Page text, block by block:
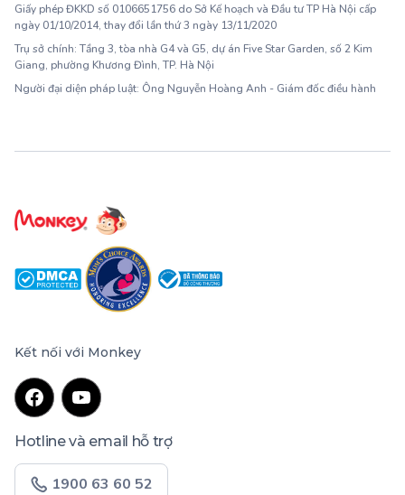
Giấy phép ĐKKD số 0106651756 do Sở Kế hoạch và Đầu tư TP Hà Nội cấp
ngày 01/10/2014, thay đổi lần thứ 3 ngày 13/11/2020
Trụ sở chính: Tầng 3, tòa nhà G4 và G5, dự án Five Star Garden, số 2 Kim
Giang, phường Khương Đình, TP. Hà Nội
Người đại diện pháp luật: Ông Nguyễn Hoàng Anh - Giám đốc điều hành
Kết nối với Monkey
Hotline và email hỗ trợ
1900 63 60 52